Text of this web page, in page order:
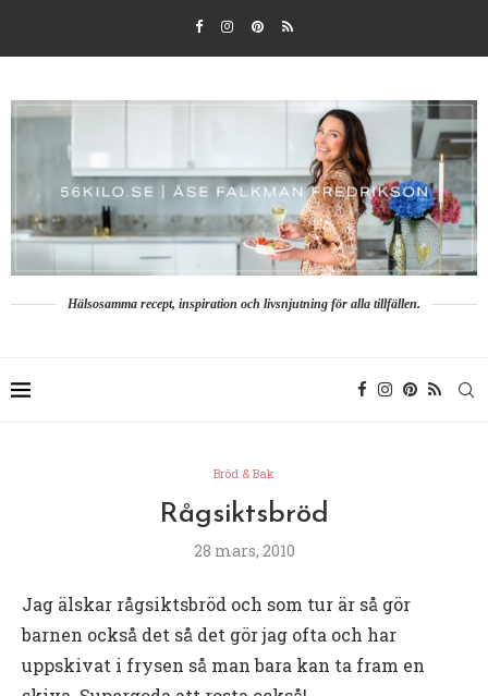
Hälsosamma recept, inspiration och livsnjutning för alla tillfällen.
Bröd & Bak
Rågsiktsbröd
28 mars, 2010
Jag älskar rågsiktsbröd och som tur är så gör
barnen också det så det gör jag ofta och har
uppskivat i frysen så man bara kan ta fram en